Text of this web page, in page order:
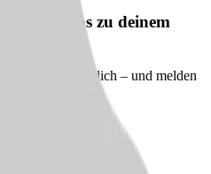
kostenlos zu deinem
Jobs für dich – und melden
Bewerbungsstress